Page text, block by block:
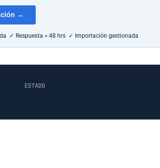
→
✓ Respuesta < 48 hrs ✓ Importación gestionada
ESTADO